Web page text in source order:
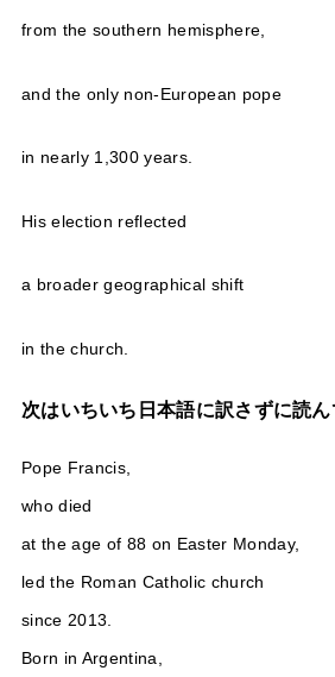
from the southern hemisphere,
and the only non-European pope
in nearly 1,300 years.
His election reflected
a broader geographical shift
in the church.
次はいちいち日本語に訳さずに読ん
Pope Francis,
who died
at the age of 88 on Easter Monday,
led the Roman Catholic church
since 2013.
Born in Argentina,